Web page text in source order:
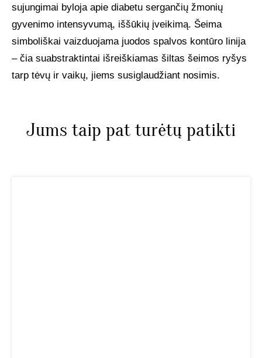
sujungimai byloja apie diabetu sergančių žmonių
gyvenimo intensyvumą, iššūkių įveikimą. Šeima
simboliškai vaizduojama juodos spalvos kontūro linija
– čia suabstraktintai išreiškiamas šiltas šeimos ryšys
tarp tėvų ir vaikų, jiems susiglaudžiant nosimis.
Jums taip pat turėtų patikti